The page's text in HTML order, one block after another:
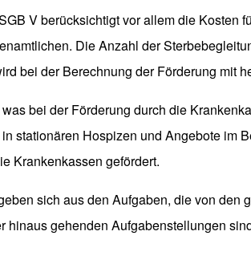
V berücksichtigt vor allem die Kosten
Die Anzahl der
bei der Berechnung der Förderung mit
bei der Förderung durch die
stationären Hospizen und Angebote im
Krankenkassen gefördert.
sich aus den Aufgaben, die von den
gehenden Aufgabenstellungen